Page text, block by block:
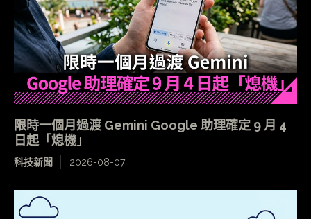
限時一個月過渡 Gemini Google 助理確定 9 月 4
日起「熄機」
科技新聞 2026-08-07